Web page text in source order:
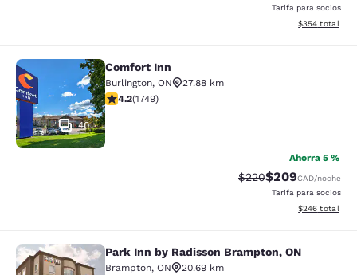
Tarifa para socios
Ver detalles
$354 total
Comfort Inn
40
Comfort Inn
Burlington, ON
27.88 km
Calificación de 4.15 estrellas. Muy bueno. 1749 reseñas
4.2(1749)
Ahorra 5 %
Tarifa tachada:
$220Tarifa reducida:
$209CAD/noche
Tarifa para socios
Ver detalles
$246 total
Park Inn by Radisson Brampton, ON
Park Inn by Radisson Brampton, ON
Brampton, ON
20.69 km